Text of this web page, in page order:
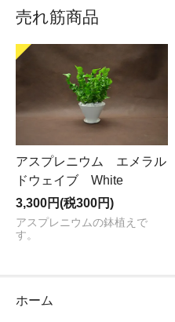
売れ筋商品
アスプレニウム エメラル
ドウェイブ White
3,300円(税300円)
アスプレニウムの鉢植えで
す。
ホーム